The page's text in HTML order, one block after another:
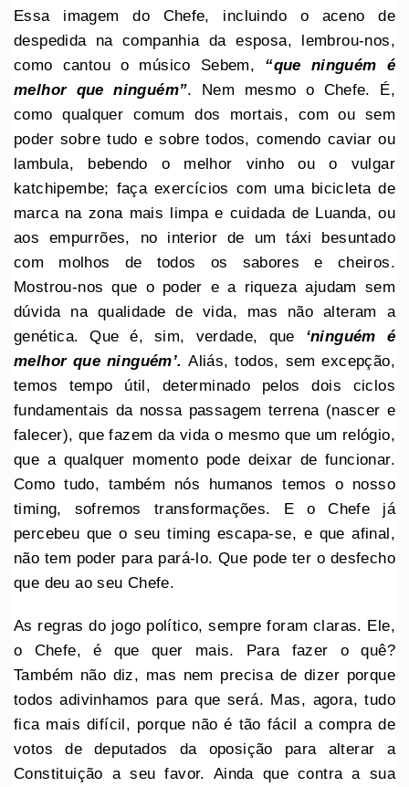
Essa imagem do Chefe, incluindo o aceno de
despedida na companhia da esposa, lembrou-nos,
como cantou o músico Sebem, “que ninguém é
melhor que ninguém”. Nem mesmo o Chefe. É,
como qualquer comum dos mortais, com ou sem
poder sobre tudo e sobre todos, comendo caviar ou
lambula, bebendo o melhor vinho ou o vulgar
katchipembe; faça exercícios com uma bicicleta de
marca na zona mais limpa e cuidada de Luanda, ou
aos empurrões, no interior de um táxi besuntado
com molhos de todos os sabores e cheiros.
Mostrou-nos que o poder e a riqueza ajudam sem
dúvida na qualidade de vida, mas não alteram a
genética. Que é, sim, verdade, que ‘ninguém é
melhor que ninguém’.Aliás, todos, sem excepção,
temos tempo útil, determinado pelos dois ciclos
fundamentais da nossa passagem terrena (nascer e
falecer), que fazem da vida o mesmo que um relógio,
que a qualquer momento pode deixar de funcionar.
Como tudo, também nós humanos temos o nosso
timing, sofremos transformações. E o Chefe já
percebeu que o seu timing escapa-se, e que afinal,
não tem poder para pará-lo. Que pode ter o desfecho
que deu ao seu Chefe.
As regras do jogo político, sempre foram claras. Ele,
o Chefe, é que quer mais. Para fazer o quê?
Também não diz, mas nem precisa de dizer porque
todos adivinhamos para que será. Mas, agora, tudo
fica mais difícil, porque não é tão fácil a compra de
votos de deputados da oposição para alterar a
Constituição a seu favor. Ainda que contra a sua